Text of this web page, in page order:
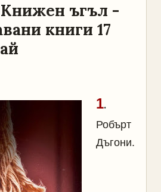
ъгъл -
книги 17
1.
Робърт
Дъгони.